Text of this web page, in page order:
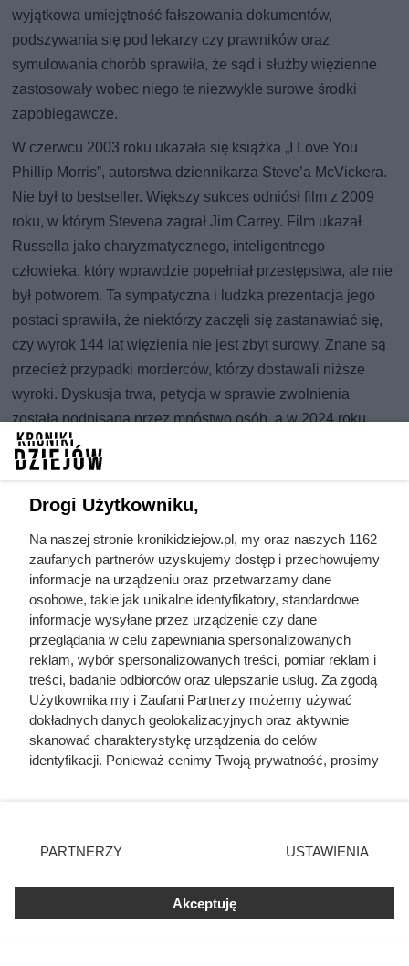
wyjątkowa umiejętność fałszowania dokumentów,
podszywania się pod lekarzy czy prawników oraz
symulowania chorób sprawiła, że sąd i służby więzienne
zastosowały wobec niego te niezwykle surowe środki
zapobiegawcze.
W czerwcu 2003 roku ukazała się książka „I Love You
Phillip Morris”, autorstwa dziennikarza Steve’a McVickera.
Nie był to bestseller. Większy sukces odniósł film z 2009
roku, w którym Stevena zagrał Jim Carrey. Film ukazał
Russella jako charyzmatycznego, inteligentnego
człowieka, który wprawdzie popełniał przestępstwa, ale nie
był potworem. Ta sympatyczna i ludzka prezentacja jego
postaci sprawiła, że niektórzy zaczęli się zastanawiać się,
czy wyrok 144 lat więzienia nie jest zbyt surowy. Znane są
przecież przypadki morderców, którzy dostawali niższe
wyroki. Dyskusja trwa, petycja w sprawie zwolnienia
została podpisana przez mnóstwo osób, a w 2024 roku
nawet pojawiło się światełko w więziennym tunelu. Czy
Steven wyjdzie na wolność?
Może zainteresuje Cię historia
Źródła
https://www.fwweekly.com/2011/03/16/to-hollywood-
and-back/
https://www.huffpost.com/entry/steven-russell-
prison_n_5b731d07e4b025e3596b7af7
https://www.npr.org/2010/12/03/131783406/con-king-
steven-russell-he-still-loves-phillip-morris
Drogi Użytkowniku,
Na naszej stronie kronikidziejow.pl, my oraz naszych 1162
zaufanych partnerów uzyskujemy dostęp i przechowujemy
informacje na urządzeniu oraz przetwarzamy dane
osobowe, takie jak unikalne identyfikatory, standardowe
informacje wysyłane przez urządzenie czy dane
przeglądania w celu zapewniania spersonalizowanych
reklam, wybór spersonalizowanych treści, pomiar reklam i
treści, badanie odbiorców oraz ulepszanie usług. Za zgodą
Użytkownika my i Zaufani Partnerzy możemy używać
dokładnych danych geolokalizacyjnych oraz aktywnie
skanować charakterystykę urządzenia do celów
identyfikacji. Ponieważ cenimy Twoją prywatność, prosimy
prywatności znajdujący się w lewym dolnym rogu strony
. Niektóre rodzaje przetwarzania danych nie wymagają
zgody użytkownika, ale masz prawo sprzeciwić się
takiemu przetwarzaniu. Preferencje będą miały
zastosowania tylko na tej witrynie.
PARTNERZY USTAWIENIA
Akceptuję